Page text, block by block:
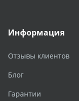
Информация
Отзывы клиентов
Блог
Гарантии